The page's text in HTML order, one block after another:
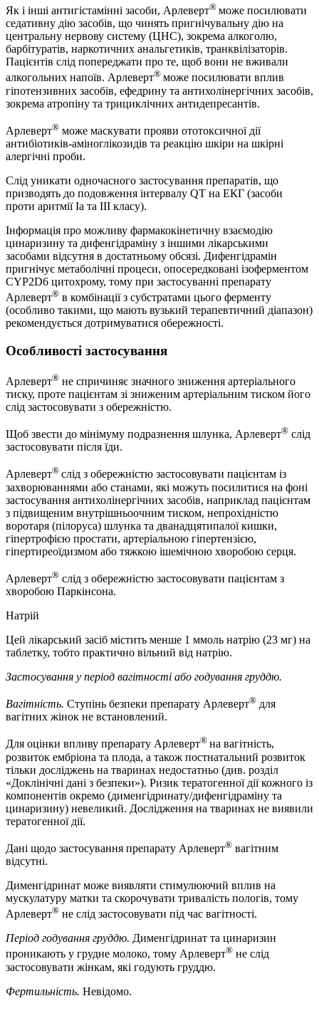
Як і інші антигістамінні засоби, Арлеверт® може посилювати
седативну дію засобів, що чинять пригнічувальну дію на
центральну нервову систему (ЦНС), зокрема алкоголю,
барбітуратів, наркотичних анальгетиків, транквілізаторів.
Пацієнтів слід попереджати про те, щоб вони не вживали
алкогольних напоїв. Арлеверт® може посилювати вплив
гіпотензивних засобів, ефедрину та антихолінергічних засобів,
зокрема атропіну та трициклічних антидепресантів.
Арлеверт® може маскувати прояви ототоксичної дії
антибіотиків-аміноглікозидів та реакцію шкіри на шкірні
алергічні проби.
Слід уникати одночасного застосування препаратів, що
призводять до подовження інтервалу QT на ЕКГ (засоби
проти аритмії Іа та ІІІ класу).
Інформація про можливу фармакокінетичну взаємодію
цинаризину та дифенгідраміну з іншими лікарськими
засобами відсутня в достатньому обсязі. Дифенгідрамін
пригнічує метаболічні процеси, опосередковані ізоферментом
CYP2D6 цитохрому, тому при застосуванні препарату
Арлеверт® в комбінації з субстратами цього ферменту
(особливо такими, що мають вузький терапевтичний діапазон)
рекомендується дотримуватися обережності.
Особливості застосування
Арлеверт® не спричиняє значного зниження артеріального
тиску, проте пацієнтам зі зниженим артеріальним тиском його
слід застосовувати з обережністю.
Щоб звести до мінімуму подразнення шлунка, Арлеверт® слід
застосовувати після їди.
Арлеверт® слід з обережністю застосовувати пацієнтам із
захворюваннями або станами, які можуть посилитися на фоні
застосування антихолінергічних засобів, наприклад пацієнтам
з підвищеним внутрішньоочним тиском, непрохідністю
воротаря (пілоруса) шлунка та дванадцятипалої кишки,
гіпертрофією простати, артеріальною гіпертензією,
гіпертиреоїдизмом або тяжкою ішемічною хворобою серця.
Арлеверт® слід з обережністю застосовувати пацієнтам з
хворобою Паркінсона.
Натрій
Цей лікарський засіб містить менше 1 ммоль натрію (23 мг) на
таблетку, тобто практично вільний від натрію.
Застосування у період вагітності або годування груддю.
Вагітність. Ступінь безпеки препарату Арлеверт® для
вагітних жінок не встановлений.
Для оцінки впливу препарату Арлеверт® на вагітність,
розвиток ембріона та плода, а також постнатальний розвиток
тільки досліджень на тваринах недостатньо (див. розділ
«Доклінічні дані з безпеки»). Ризик тератогенної дії кожного із
компонентів окремо (дименгідринату/дифенгідраміну та
цинаризину) невеликий. Дослідження на тваринах не виявили
тератогенної дії.
Дані щодо застосування препарату Арлеверт® вагітним
відсутні.
Дименгідринат може виявляти стимулюючий вплив на
мускулатуру матки та скорочувати тривалість пологів, тому
Арлеверт® не слід застосовувати під час вагітності.
Період годування груддю. Дименгідринат та цинаризин
проникають у грудне молоко, тому Арлеверт® не слід
застосовувати жінкам, які годують груддю.
Фертильність. Невідомо.